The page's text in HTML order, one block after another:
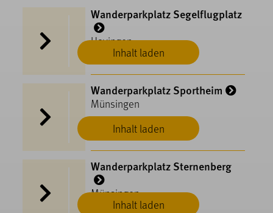
Inhalt laden
Wanderparkplatz Segelflugplatz
Hayingen
Inhalt laden
Wanderparkplatz Sportheim
Münsingen
Inhalt laden
Wanderparkplatz Sternenberg
Münsingen